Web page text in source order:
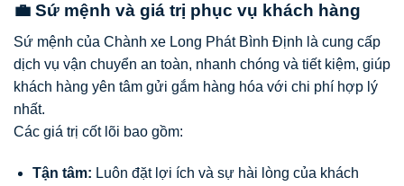
💼 Sứ mệnh và giá trị phục vụ khách hàng
Sứ mệnh của Chành xe Long Phát Bình Định là cung cấp
dịch vụ vận chuyển an toàn, nhanh chóng và tiết kiệm, giúp
khách hàng yên tâm gửi gắm hàng hóa với chi phí hợp lý
nhất.
Các giá trị cốt lõi bao gồm:
Tận tâm: Luôn đặt lợi ích và sự hài lòng của khách